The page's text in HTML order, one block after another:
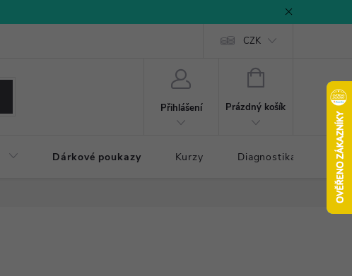
CZK
Přihlášení
NÁKUPNÍ
Prázdný košík
Dárkové poukazy Kurzy Diagnostika došlapu